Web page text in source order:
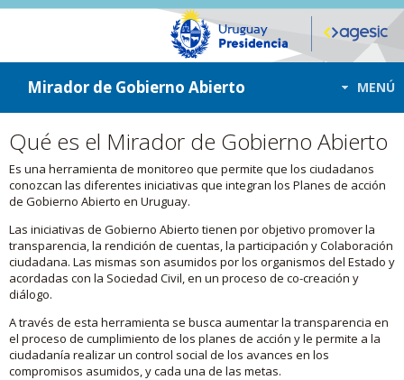
ir a contenido
ir al menú
Mirador de Gobierno Abierto MENÚ
Qué es el Mirador de Gobierno Abierto
Es una herramienta de monitoreo que permite que los ciudadanos
conozcan las diferentes iniciativas que integran los Planes de acción
de Gobierno Abierto en Uruguay.
Las iniciativas de Gobierno Abierto tienen por objetivo promover la
transparencia, la rendición de cuentas, la participación y Colaboración
ciudadana. Las mismas son asumidos por los organismos del Estado y
acordadas con la Sociedad Civil, en un proceso de co-creación y
diálogo.
A través de esta herramienta se busca aumentar la transparencia en
el proceso de cumplimiento de los planes de acción y le permite a la
ciudadanía realizar un control social de los avances en los
compromisos asumidos, y cada una de las metas.